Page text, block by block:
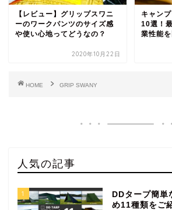
【レビュー】グリップスワニ
ーのワークパンツのサイズ感
や使い心地ってどうなの？
2020年10月22日
キャン
10選！
業性能を
HOME GRIP SWANY
人気の記事
1
DDタープ簡単
め11種類をご